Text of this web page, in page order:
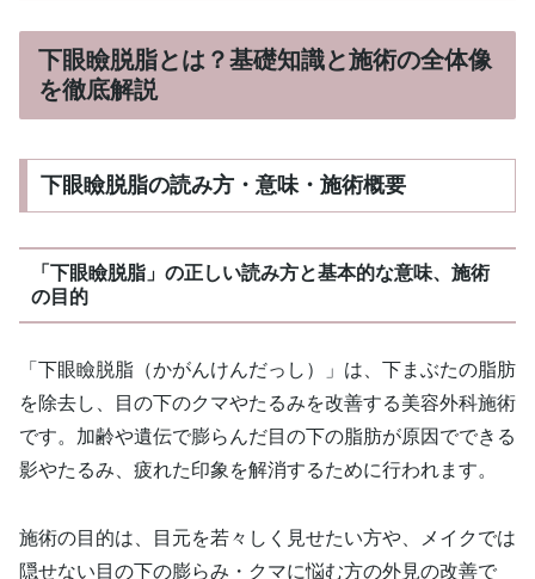
下眼瞼脱脂とは？基礎知識と施術の全体像
を徹底解説
下眼瞼脱脂の読み方・意味・施術概要
「下眼瞼脱脂」の正しい読み方と基本的な意味、施術
の目的
「下眼瞼脱脂（かがんけんだっし）」は、下まぶたの脂肪
を除去し、目の下のクマやたるみを改善する美容外科施術
です。加齢や遺伝で膨らんだ目の下の脂肪が原因でできる
影やたるみ、疲れた印象を解消するために行われます。
施術の目的は、目元を若々しく見せたい方や、メイクでは
隠せない目の下の膨らみ・クマに悩む方の外見の改善で